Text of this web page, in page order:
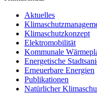
Aktuelles
Klimaschutzkonzept
Elektromobilität
Kommunale
Energetische
Erneuerbare Energien
Publikationen
Natürlicher